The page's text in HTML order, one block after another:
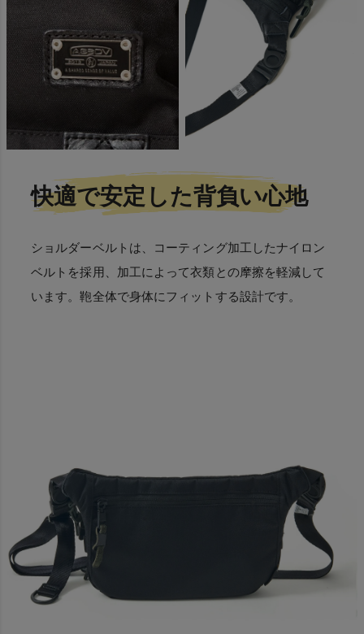
快適で安定した背負い心地
ショルダーベルトは、コーティング加工したナイロン
ベルトを採用、加工によって衣類との摩擦を軽減して
います。鞄全体で身体にフィットする設計です。